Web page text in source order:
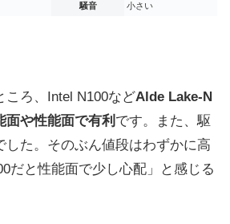
騒音 小さい
ころ、Intel N100などAlde Lake-N
や性能面で有利 です。また、駆
した。そのぶん値段はわずかに高
だと性能面で少し心配」と感じる